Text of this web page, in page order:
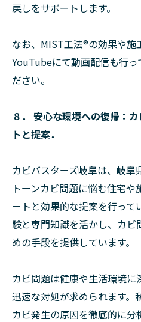
戻しをサポートします。
なお、MIST工法®の効果や施
YouTubeにて動画配信も行っ
ださい。
８． 安心な環境への復帰：
トと提案．
カビバスターズ岐阜は、岐
トーンカビ問題に悩む住宅
ートと効果的な提案を行って
験と専門知識を活かし、カ
めの手段を提供しています。
カビ問題は健康や生活環境に
迅速な対処が求められます。
カビ発生の原因を徹底的に